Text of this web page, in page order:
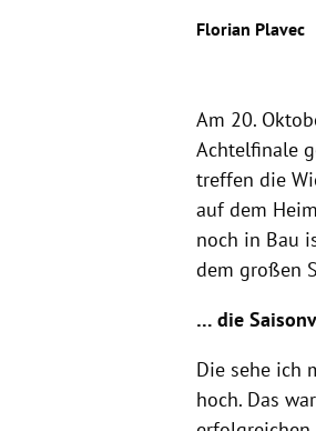
Florian Plavec
Am 20.
Achtelfinale
treffen die
auf dem
noch in Bau
dem großen
… die
Die sehe ich
hoch. Das